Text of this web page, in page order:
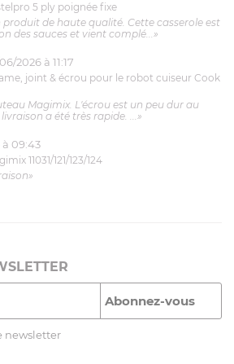
5 ply poignée fixe
produit de haute qualité. Cette casserole est
des sauces et vient complé...»
2026 à 11:17
joint & écrou pour le robot cuiseur Cook
Magimix. L'écrou est un peu dur au
a été très rapide. ...»
à 09:43
11031/121/123/124
newsletter